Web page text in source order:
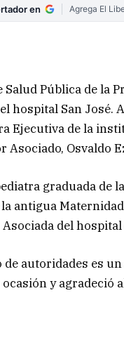
en Agrega El
Pública de la
hospital San José.
Ejecutiva de la
Asociado, Osvaldo
graduada de
antigua
del hospital
de autoridades es
ocasión y agradeció